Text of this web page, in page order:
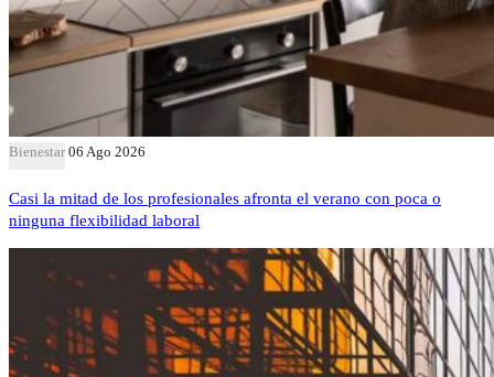
Bienestar 06 Ago 2026
Casi la mitad de los profesionales afronta el verano con poca o
ninguna flexibilidad laboral